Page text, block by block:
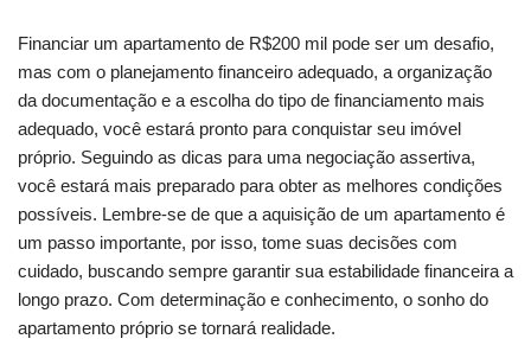
Financiar um apartamento de R$200 mil pode ser um desafio,
mas com o planejamento financeiro adequado, a organização
da documentação e a escolha do tipo de financiamento mais
adequado, você estará pronto para conquistar seu imóvel
próprio. Seguindo as dicas para uma negociação assertiva,
você estará mais preparado para obter as melhores condições
possíveis. Lembre-se de que a aquisição de um apartamento é
um passo importante, por isso, tome suas decisões com
cuidado, buscando sempre garantir sua estabilidade financeira a
longo prazo. Com determinação e conhecimento, o sonho do
apartamento próprio se tornará realidade.